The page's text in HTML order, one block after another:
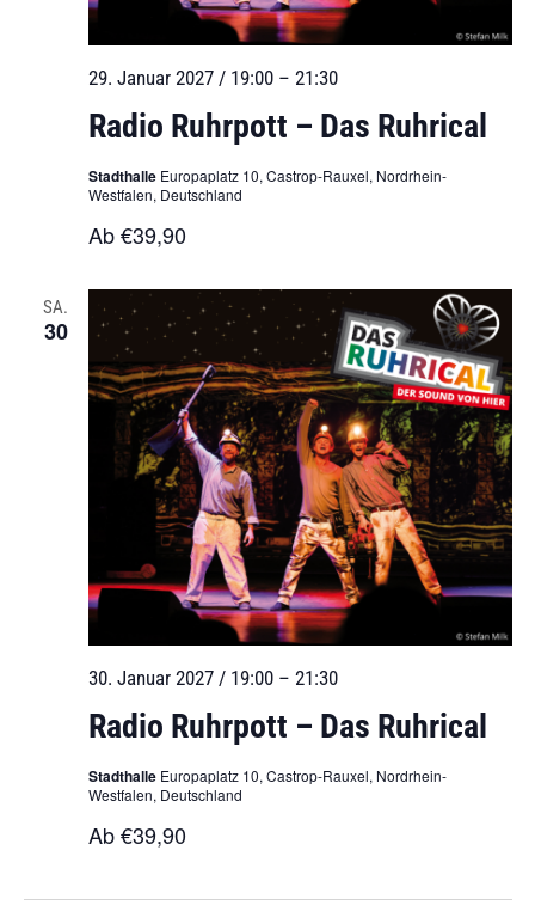
Radio Ruhrpott – Das Ruhrical
29. Januar 2027 / 19:00– 21:30
Stadthalle Europaplatz 10, Castrop-Rauxel, Nordrhein-
Westfalen, Deutschland
Ab €39,90
SA.
30
Radio Ruhrpott – Das Ruhrical
30. Januar 2027 / 19:00– 21:30
Stadthalle Europaplatz 10, Castrop-Rauxel, Nordrhein-
Westfalen, Deutschland
Ab €39,90